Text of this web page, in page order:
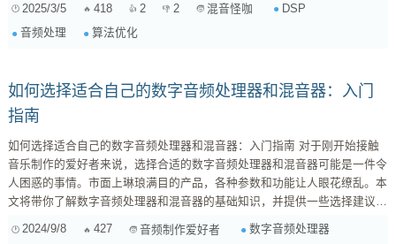
聊，为什么音频处理这么需要DSP算法优化？这就像你玩游戏，画面卡成
PPT，你肯定想方设法要优化，对吧？音频处理也是一样的道理。 你想
2025/3/5 418 2 2 混音怪咖
DSP
音频处理
算法优化
如何选择适合自己的数字音频处理器和混音器：入门
指南
如何选择适合自己的数字音频处理器和混音器：入门指南 对于刚开始接触
音乐制作的爱好者来说，选择合适的数字音频处理器和混音器可能是一件令
人困惑的事情。市面上琳琅满目的产品，各种参数和功能让人眼花缭乱。本
文将带你了解数字音频处理器和混音器的基础知识，并提供一些选择建议，
2024/9/8 427 音频制作爱好者
数字音频处理器